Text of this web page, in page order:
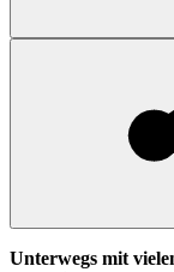
Unterwegs mit